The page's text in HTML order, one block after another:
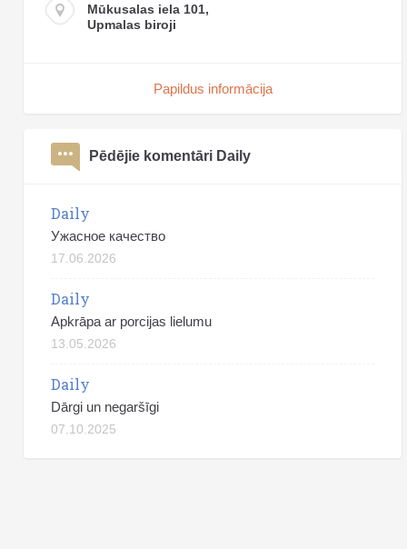
Mūkusalas iela 101,
Upmalas biroji
Papildus informācija
Pēdējie komentāri Daily
Daily
Ужасное качество
17.06.2026
Daily
Apkrāpa ar porcijas lielumu
13.05.2026
Daily
Dārgi un negaršīgi
07.10.2025